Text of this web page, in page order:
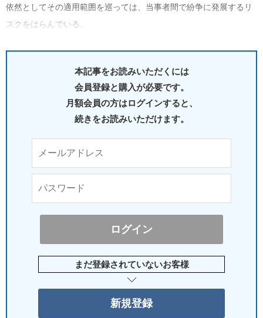
依然としてその適用範囲を巡っては、当事者間で紛争に発展するリ
スクをはらんでいる。
本記事をお読みいただくには
会員登録と購入が必要です。
月額会員の方はログインすると、
続きをお読みいただけます。
まだ登録されていないお客様